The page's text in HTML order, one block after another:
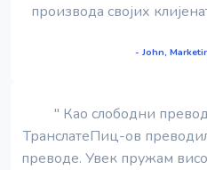
производа својих
- John,
" Као слободни
ТранслатеПиц-ов
преводе. Увек пружам